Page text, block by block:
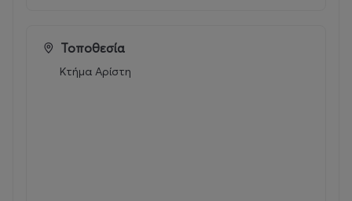
Τοποθεσία
Κτήμα Αρίστη